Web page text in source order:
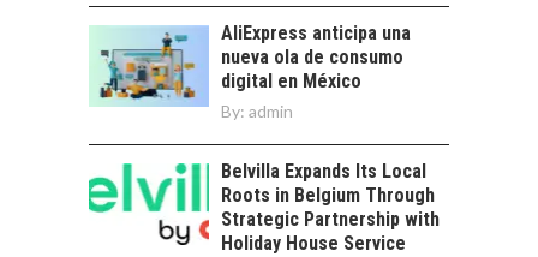
AliExpress anticipa una
nueva ola de consumo
digital en México
By: admin
Belvilla Expands Its Local
Roots in Belgium Through
Strategic Partnership with
Holiday House Service